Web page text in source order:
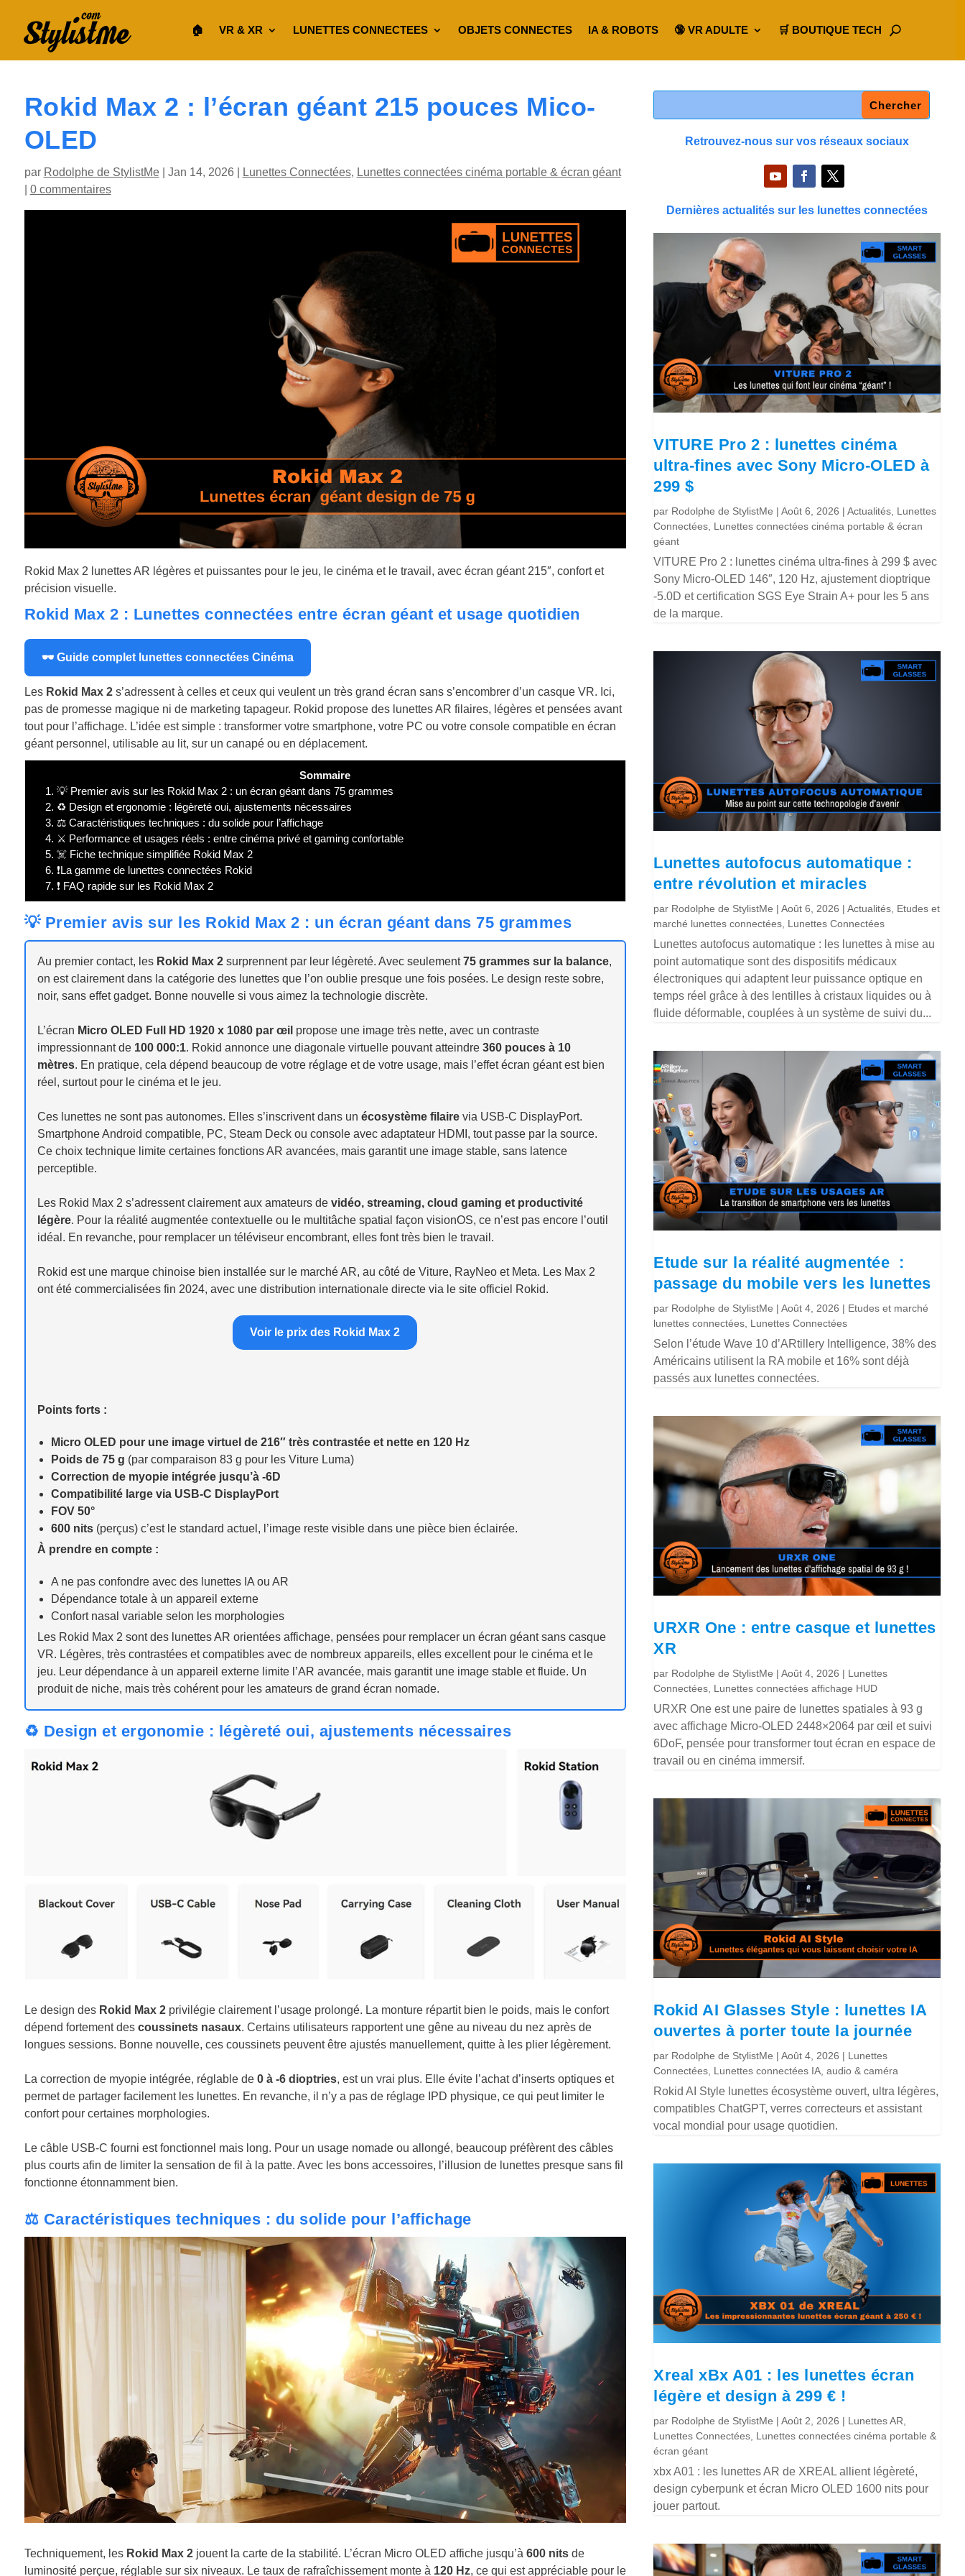
🏠︎ VR & XR LUNETTES CONNECTEES OBJETS CONNECTES IA & ROBOTS 🔞 VR ADULTE 🛒 BOUTIQUE TECH
Rokid Max 2 : l’écran géant 215 pouces Mico-
OLED
par Rodolphe de StylistMe| Jan 14, 2026 Lunettes Connectées, Lunettes connectées cinéma portable & écran géant
0 commentaires
Rokid Max 2 lunettes AR légères et puissantes pour le jeu, le cinéma et le travail, avec écran géant 215″, confort et
précision visuelle.
Rokid Max 2 : Lunettes connectées entre écran géant et usage quotidien
🕶 Guide complet lunettes connectées Cinéma
Les Rokid Max 2s’adressent à celles et ceux qui veulent un très grand écran sans s’encombrer d’un casque VR. Ici,
pas de promesse magique ni de marketing tapageur. Rokid propose des lunettes AR filaires, légères et pensées avant
tout pour l’affichage. L’idée est simple : transformer votre smartphone, votre PC ou votre console compatible en écran
géant personnel, utilisable au lit, sur un canapé ou en déplacement.
Sommaire
1. 💡 Premier avis sur les Rokid Max 2 : un écran géant dans 75 grammes
2. ♻️ Design et ergonomie : légèreté oui, ajustements nécessaires
3. ⚖️ Caractéristiques techniques : du solide pour l’affichage
4. ⚔️ Performance et usages réels : entre cinéma privé et gaming confortable
5. ☠️ Fiche technique simplifiée Rokid Max 2
6. ❗La gamme de lunettes connectées Rokid
7. ❗ FAQ rapide sur les Rokid Max 2
💡 Premier avis sur les Rokid Max 2 : un écran géant dans 75 grammes
Au premier contact, les Rokid Max 2surprennent par leur légèreté. Avec seulement75 grammes sur la balance,
on est clairement dans la catégorie des lunettes que l’on oublie presque une fois posées. Le design reste sobre,
noir, sans effet gadget. Bonne nouvelle si vous aimez la technologie discrète.
L’écran Micro OLED Full HD 1920 x 1080 par œil propose une image très nette, avec un contraste
impressionnant de 100 000:1. Rokid annonce une diagonale virtuelle pouvant atteindre 360 pouces à 10
mètres. En pratique, cela dépend beaucoup de votre réglage et de votre usage, mais l’effet écran géant est bien
réel, surtout pour le cinéma et le jeu.
Ces lunettes ne sont pas autonomes. Elles s’inscrivent dans un écosystème filairevia USB-C DisplayPort.
Smartphone Android compatible, PC, Steam Deck ou console avec adaptateur HDMI, tout passe par la source.
Ce choix technique limite certaines fonctions AR avancées, mais garantit une image stable, sans latence
perceptible.
Les Rokid Max 2 s’adressent clairement aux amateurs de vidéo, streaming, cloud gaming et productivité
légère. Pour la réalité augmentée contextuelle ou le multitâche spatial façon visionOS, ce n’est pas encore l’outil
idéal. En revanche, pour remplacer un téléviseur encombrant, elles font très bien le travail.
Rokid est une marque chinoise bien installée sur le marché AR, au côté de Viture, RayNeo et Meta. Les Max 2
ont été commercialisées fin 2024, avec une distribution internationale directe via le site officiel Rokid.
Voir le prix des Rokid Max 2
Points forts :
Micro OLED pour une image virtuel de 216″ très contrastée et nette en 120 Hz
Poids de 75 g (par comparaison 83 g pour les Viture Luma)
Correction de myopie intégrée jusqu’à -6D
Compatibilité large via USB-C DisplayPort
FOV 50°
600 nits(perçus) c’est le standard actuel, l’image reste visible dans une pièce bien éclairée.
À prendre en compte :
A ne pas confondre avec des lunettes IA ou AR
Dépendance totale à un appareil externe
Confort nasal variable selon les morphologies
Les Rokid Max 2 sont des lunettes AR orientées affichage, pensées pour remplacer un écran géant sans casque
VR. Légères, très contrastées et compatibles avec de nombreux appareils, elles excellent pour le cinéma et le
jeu. Leur dépendance à un appareil externe limite l’AR avancée, mais garantit une image stable et fluide. Un
produit de niche, mais très cohérent pour les amateurs de grand écran nomade.
♻️ Design et ergonomie : légèreté oui, ajustements nécessaires
Le design des Rokid Max 2privilégie clairement l’usage prolongé. La monture répartit bien le poids, mais le confort
dépend fortement des coussinets nasaux. Certains utilisateurs rapportent une gêne au niveau du nez après de
longues sessions. Bonne nouvelle, ces coussinets peuvent être ajustés manuellement, quitte à les plier légèrement.
La correction de myopie intégrée, réglable de 0 à -6 dioptries, est un vrai plus. Elle évite l’achat d’inserts optiques et
permet de partager facilement les lunettes. En revanche, il n’y a pas de réglage IPD physique, ce qui peut limiter le
confort pour certaines morphologies.
Le câble USB-C fourni est fonctionnel mais long. Pour un usage nomade ou allongé, beaucoup préfèrent des câbles
plus courts afin de limiter la sensation de fil à la patte. Avec les bons accessoires, l’illusion de lunettes presque sans fil
fonctionne étonnamment bien.
⚖️ Caractéristiques techniques : du solide pour l’affichage
Techniquement, les Rokid Max 2jouent la carte de la stabilité. L’écran Micro OLED affiche jusqu’à 600 nitsde
luminosité perçue, réglable sur six niveaux. Le taux de rafraîchissement monte à 120 Hz, ce qui est appréciable pour le
Retrouvez-nous sur vos réseaux sociaux
Dernières actualités sur les lunettes connectées
VITURE Pro 2 : lunettes cinéma
ultra-fines avec Sony Micro-OLED à
299 $
par Rodolphe de StylistMe |Août 6, 2026 |Actualités Lunettes
Connectées Lunettes connectées cinéma portable & écran
géant
VITURE Pro 2 : lunettes cinéma ultra-fines à 299 $ avec
Sony Micro-OLED 146″, 120 Hz, ajustement dioptrique
-5.0D et certification SGS Eye Strain A+ pour les 5 ans
de la marque.
Lunettes autofocus automatique :
entre révolution et miracles
par Rodolphe de StylistMe |Août 6, 2026 |Actualités Etudes et
marché lunettes connectées Lunettes Connectées
Lunettes autofocus automatique : les lunettes à mise au
point automatique sont des dispositifs médicaux
électroniques qui adaptent leur puissance optique en
temps réel grâce à des lentilles à cristaux liquides ou à
fluide déformable, couplées à un système de suivi du...
Etude sur la réalité augmentée :
passage du mobile vers les lunettes
par Rodolphe de StylistMe |Août 4, 2026 | Etudes et marché
lunettes connectées Lunettes Connectées
Selon l’étude Wave 10 d’ARtillery Intelligence, 38% des
Américains utilisent la RA mobile et 16% sont déjà
passés aux lunettes connectées.
URXR One : entre casque et lunettes
XR
par Rodolphe de StylistMe |Août 4, 2026 | Lunettes
Connectées Lunettes connectées affichage HUD
URXR One est une paire de lunettes spatiales à 93 g
avec affichage Micro-OLED 2448×2064 par œil et suivi
6DoF, pensée pour transformer tout écran en espace de
travail ou en cinéma immersif.
Rokid AI Glasses Style : lunettes IA
ouvertes à porter toute la journée
par Rodolphe de StylistMe |Août 4, 2026 | Lunettes
Connectées Lunettes connectées IA, audio & caméra
Rokid AI Style lunettes écosystème ouvert, ultra légères,
compatibles ChatGPT, verres correcteurs et assistant
vocal mondial pour usage quotidien.
Xreal xBx A01 : les lunettes écran
légère et design à 299 € !
par Rodolphe de StylistMe |Août 2, 2026 | Lunettes AR
Lunettes Connectées Lunettes connectées cinéma portable &
écran géant
xbx A01 : les lunettes AR de XREAL allient légèreté,
design cyberpunk et écran Micro OLED 1600 nits pour
jouer partout.